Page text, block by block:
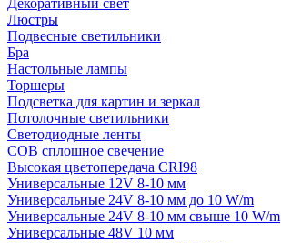
Декоративный свет
Люстры
Подвесные светильники
Бра
Настольные лампы
Торшеры
Подсветка для картин и зеркал
Потолочные светильники
Светодиодные ленты
COB сплошное свечение
Высокая цветопередача CRI98
Универсальные 12V 8-10 мм
Универсальные 24V 8-10 мм до 10 W/m
Универсальные 24V 8-10 мм свыше 10 W/m
Универсальные 48V 10 мм